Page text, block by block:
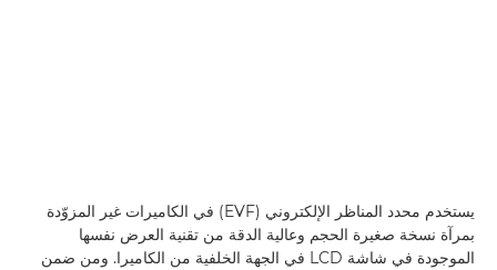
يستخدم محدد المناظر الإلكتروني (EVF) في الكاميرات غير المزوّدة
بمرآة نسخة صغيرة الحجم وعالية الدقة من تقنية العرض نفسها
الموجودة في شاشة LCD في الجهة الخلفية من الكاميرا. ومن ضمن